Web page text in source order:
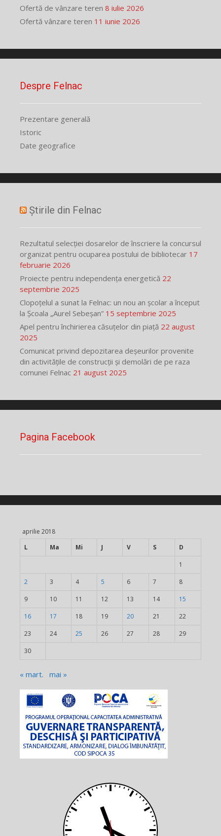
Ofertă de vânzare teren 8 iulie 2026
Ofertă vânzare teren 11 iunie 2026
Despre Felnac
Prezentare generală
Istoric
Date geografice
Știrile din Felnac
Rezultatul selecției dosarelor de înscriere la concursul
organizat pentru ocuparea postului de bibliotecar 17
februarie 2026
Proiecte pentru independența energetică 22
septembrie 2025
Clopoțelul a sunat la Felnac: un nou an școlar a început
la Școala „Aurel Sebeșan” 15 septembrie 2025
Apel pentru închirierea căsuțelor din piață 22 august
2025
Comunicat privind depozitarea deșeurilor provenite
din activitățile de construcții și demolări de pe raza
comunei Felnac 21 august 2025
Pagina Facebook
aprilie 2018
L
Ma Mi J V S D
1
2 3 4 5 6 7 8
9 10 11 12 13 14 15
16 17 18 19 20 21 22
23 24 25 26 27 28 29
30
« mart. mai »